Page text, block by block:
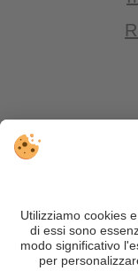
VIVOSüdtirol è il
Trentino Alto Adige